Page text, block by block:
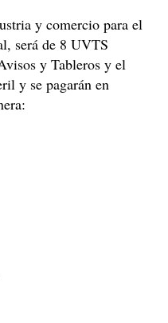
y comercio para el
será de 8 UVTS
y Tableros y el
y se pagarán en